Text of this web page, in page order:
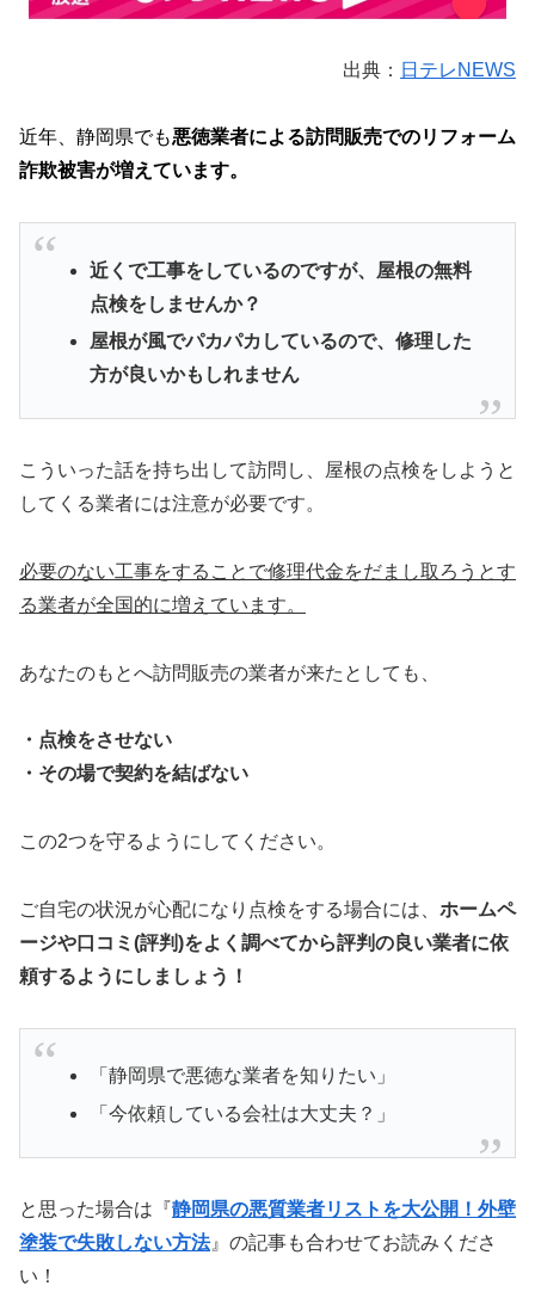
出典： 日テレNEWS
近年、静岡県でも悪徳業者による訪問販売でのリフォーム
詐欺被害が増えています。
近くで工事をしているのですが、屋根の無料
点検をしませんか？
屋根が風でパカパカしているので、修理した
方が良いかもしれません
こういった話を持ち出して訪問し、屋根の点検をしようと
してくる業者には注意が必要です。
必要のない工事をすることで修理代金をだまし取ろうとす
る業者が全国的に増えています。
あなたのもとへ訪問販売の業者が来たとしても、
・点検をさせない
・その場で契約を結ばない
この2つを守るようにしてください。
ご自宅の状況が心配になり点検をする場合には、 ホームペ
ージや口コミ(評判)をよく調べてから評判の良い業者に依
頼するようにしましょう！
「静岡県で悪徳な業者を知りたい」
「今依頼している会社は大丈夫？」
と思った場合は『静岡県の悪質業者リストを大公開！外壁
塗装で失敗しない方法』の記事も合わせてお読みくださ
い！